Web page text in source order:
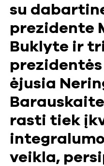
su
prezidente
Buklyte ir
ėjusia
rasti tiek
veikla,